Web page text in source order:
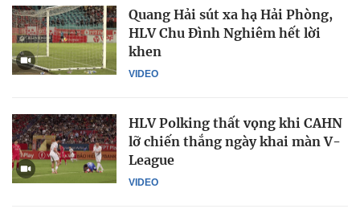
VIDEO
Quang Hải sút xa hạ Hải Phòng,
HLV Chu Đình Nghiêm hết lời
khen
VIDEO
HLV Polking thất vọng khi CAHN
lỡ chiến thắng ngày khai màn V-
League